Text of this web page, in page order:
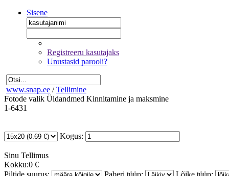
Sisene
Registreeru kasutajaks
Unustasid parooli?
www.snap.ee / Tellimine
Fotode valik Üldandmed Kinnitamine ja maksmine
1-6431
Kogus:
Sinu Tellimus
Kokku:0 €
Piltide suurus:
Paberi tüüp:
Lõike tüüp: